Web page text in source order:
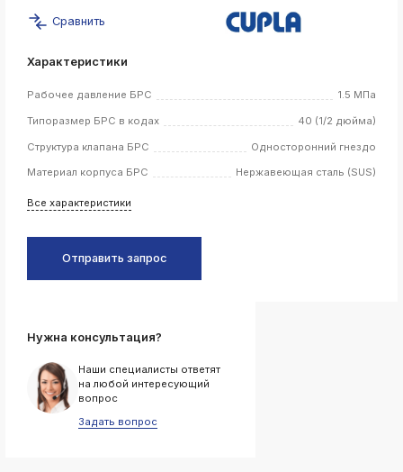
ksldkfjsdlfkjsls;ldfkgjsdl;kfkфыва
ksldkfjsdlfkjsls;ldfkgjsdl;kfkфыва
k
ksldkfjsdlfkjsls;ldfkgjsdl;kfkфыва
k
k
k
k
ksldkfjsdlfkjsls;ldfkgjsdl;kfkфыва
k
Сравнить
Характеристики
Рабочее давление БРС 1.5 МПа
Типоразмер БРС в кодах 40 (1/2 дюйма)
Структура клапана БРС Односторонний гнездо
Материал корпуса БРС Нержавеющая сталь (SUS)
Все характеристики
Отправить запрос
Нужна консультация?
Наши специалисты ответят
на любой интересующий
вопрос
Задать вопрос